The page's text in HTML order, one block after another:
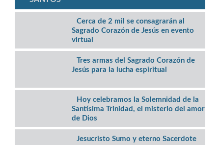
Cerca de 2 mil se consagrarán al
Sagrado Corazón de Jesús en evento
virtual
Tres armas del Sagrado Corazón de
Jesús para la lucha espiritual
Hoy celebramos la Solemnidad de la
Santísima Trinidad, el misterio del amor
de Dios
Jesucristo Sumo y eterno Sacerdote